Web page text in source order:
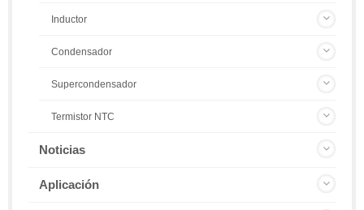
Inductor
Condensador
Supercondensador
Termistor NTC
Noticias
Aplicación